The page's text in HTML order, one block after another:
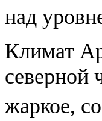
над
Климат
северной
жаркое,